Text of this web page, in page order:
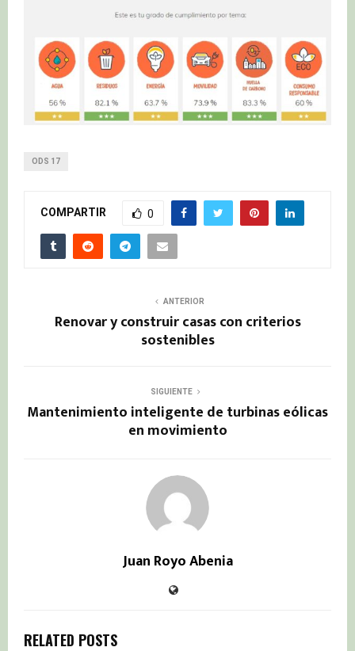
ODS 17
COMPARTIR 0
ANTERIOR
Renovar y construir casas con criterios
sostenibles
SIGUIENTE
Mantenimiento inteligente de turbinas eólicas
en movimiento
Juan Royo Abenia
RELATED POSTS